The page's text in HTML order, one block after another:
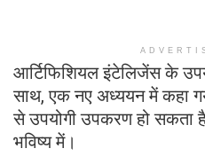
आर्टिफिशियल इंटेलिजेंस के
साथ, एक नए अध्ययन में कहा
से उपयोगी उपकरण हो सकता
भविष्य में।